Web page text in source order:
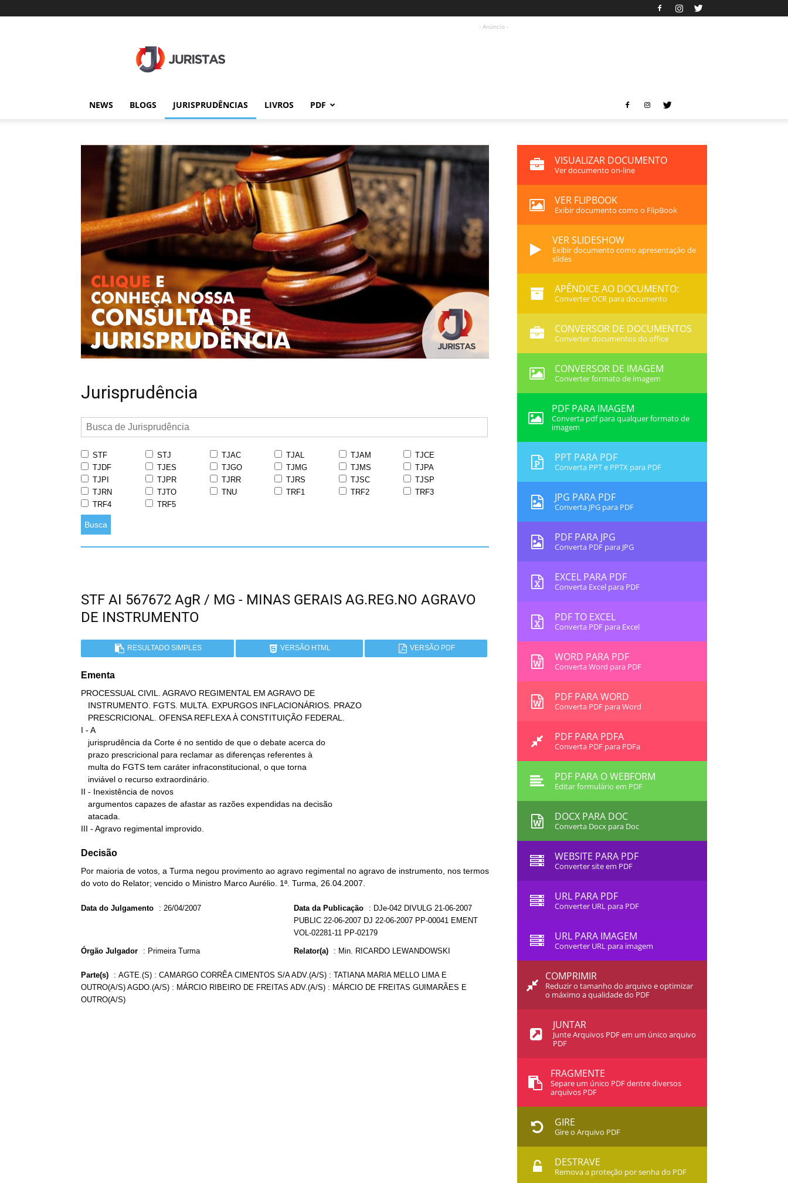
- Anúncio -
NEWS BLOGS JURISPRUDÊNCIAS LIVROS PDF
Jurisprudência
STF STJ TJAC TJAL TJAM
TJCE
TJDF
TJES TJGO TJMG TJMS
TJPA
TJPI
TJPR TJRR TJRS TJSC
TJSP
TJRN
TJTO TNU TRF1 TRF2
TRF3
TRF4
TRF5
Busca
STF AI 567672 AgR / MG - MINAS GERAIS AG.REG.NO AGRAVO
DE INSTRUMENTO
RESULTADO SIMPLES VERSÃO HTML VERSÃO PDF
Ementa
PROCESSUAL CIVIL. AGRAVO REGIMENTAL EM AGRAVO DE
I - A
II - Inexistência de novos
III - Agravo regimental improvido.
Decisão
Por maioria de votos, a Turma negou provimento ao agravo regimental no agravo de instrumento, nos termos
do voto do Relator; vencido o Ministro Marco Aurélio. 1ª. Turma, 26.04.2007.
Data do Julgamento : 26/04/2007 Data da Publicação : DJe-042 DIVULG 21-06-2007
PUBLIC 22-06-2007 DJ 22-06-2007 PP-00041 EMENT
VOL-02281-11 PP-02179
Órgão Julgador : Primeira Turma Relator(a) : Min. RICARDO LEWANDOWSKI
Parte(s) : AGTE.(S) : CAMARGO CORRÊA CIMENTOS S/A ADV.(A/S) : TATIANA MARIA MELLO LIMA E
OUTRO(A/S) AGDO.(A/S) : MÁRCIO RIBEIRO DE FREITAS ADV.(A/S) : MÁRCIO DE FREITAS GUIMARÃES E
OUTRO(A/S)
VISUALIZAR DOCUMENTO
Ver documento on-line
VER FLIPBOOK
Exibir documento como o FlipBook
VER SLIDESHOW
Exibir documento como apresentação de
slides
APÊNDICE AO DOCUMENTO:
Converter OCR para documento
CONVERSOR DE DOCUMENTOS
Converter documentos do office
CONVERSOR DE IMAGEM
Converter formato de imagem
PDF PARA IMAGEM
Converta pdf para qualquer formato de
imagem
PPT PARA PDF
Converta PPT e PPTX para PDF
JPG PARA PDF
Converta JPG para PDF
PDF PARA JPG
Converta PDF para JPG
EXCEL PARA PDF
Converta Excel para PDF
PDF TO EXCEL
Converta PDF para Excel
WORD PARA PDF
Converta Word para PDF
PDF PARA WORD
Converta PDF para Word
PDF PARA PDFA
Converta PDF para PDFa
PDF PARA O WEBFORM
Editar formulário em PDF
DOCX PARA DOC
Converta Docx para Doc
WEBSITE PARA PDF
Converter site em PDF
URL PARA PDF
Converter URL para PDF
URL PARA IMAGEM
Converter URL para imagem
COMPRIMIR
Reduzir o tamanho do arquivo e optimizar
o máximo a qualidade do PDF
JUNTAR
Junte Arquivos PDF em um único arquivo
PDF
FRAGMENTE
Separe um único PDF dentre diversos
arquivos PDF
GIRE
Gire o Arquivo PDF
DESTRAVE
Remova a proteção por senha do PDF